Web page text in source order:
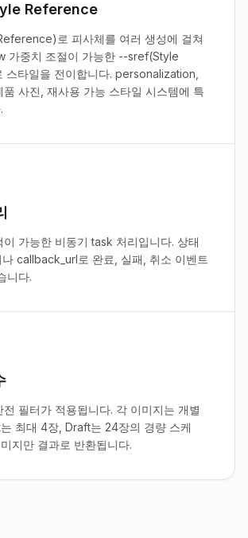
Reference
로 피사체를 여러 생성에 걸쳐
가중치 조절이 가능한 --sref(Style
타일을 전이합니다. personalization,
품 사진, 재사용 가능 스타일 시스템에 특
이 가능한 비동기 task 처리입니다. 상태
callback_url로 완료, 실패, 취소 이벤트
니다.
전 필터가 적용됩니다. 각 이미지는 개별
최대 4장, Draft는 24장의 경량 스케
지만 결과로 반환됩니다.